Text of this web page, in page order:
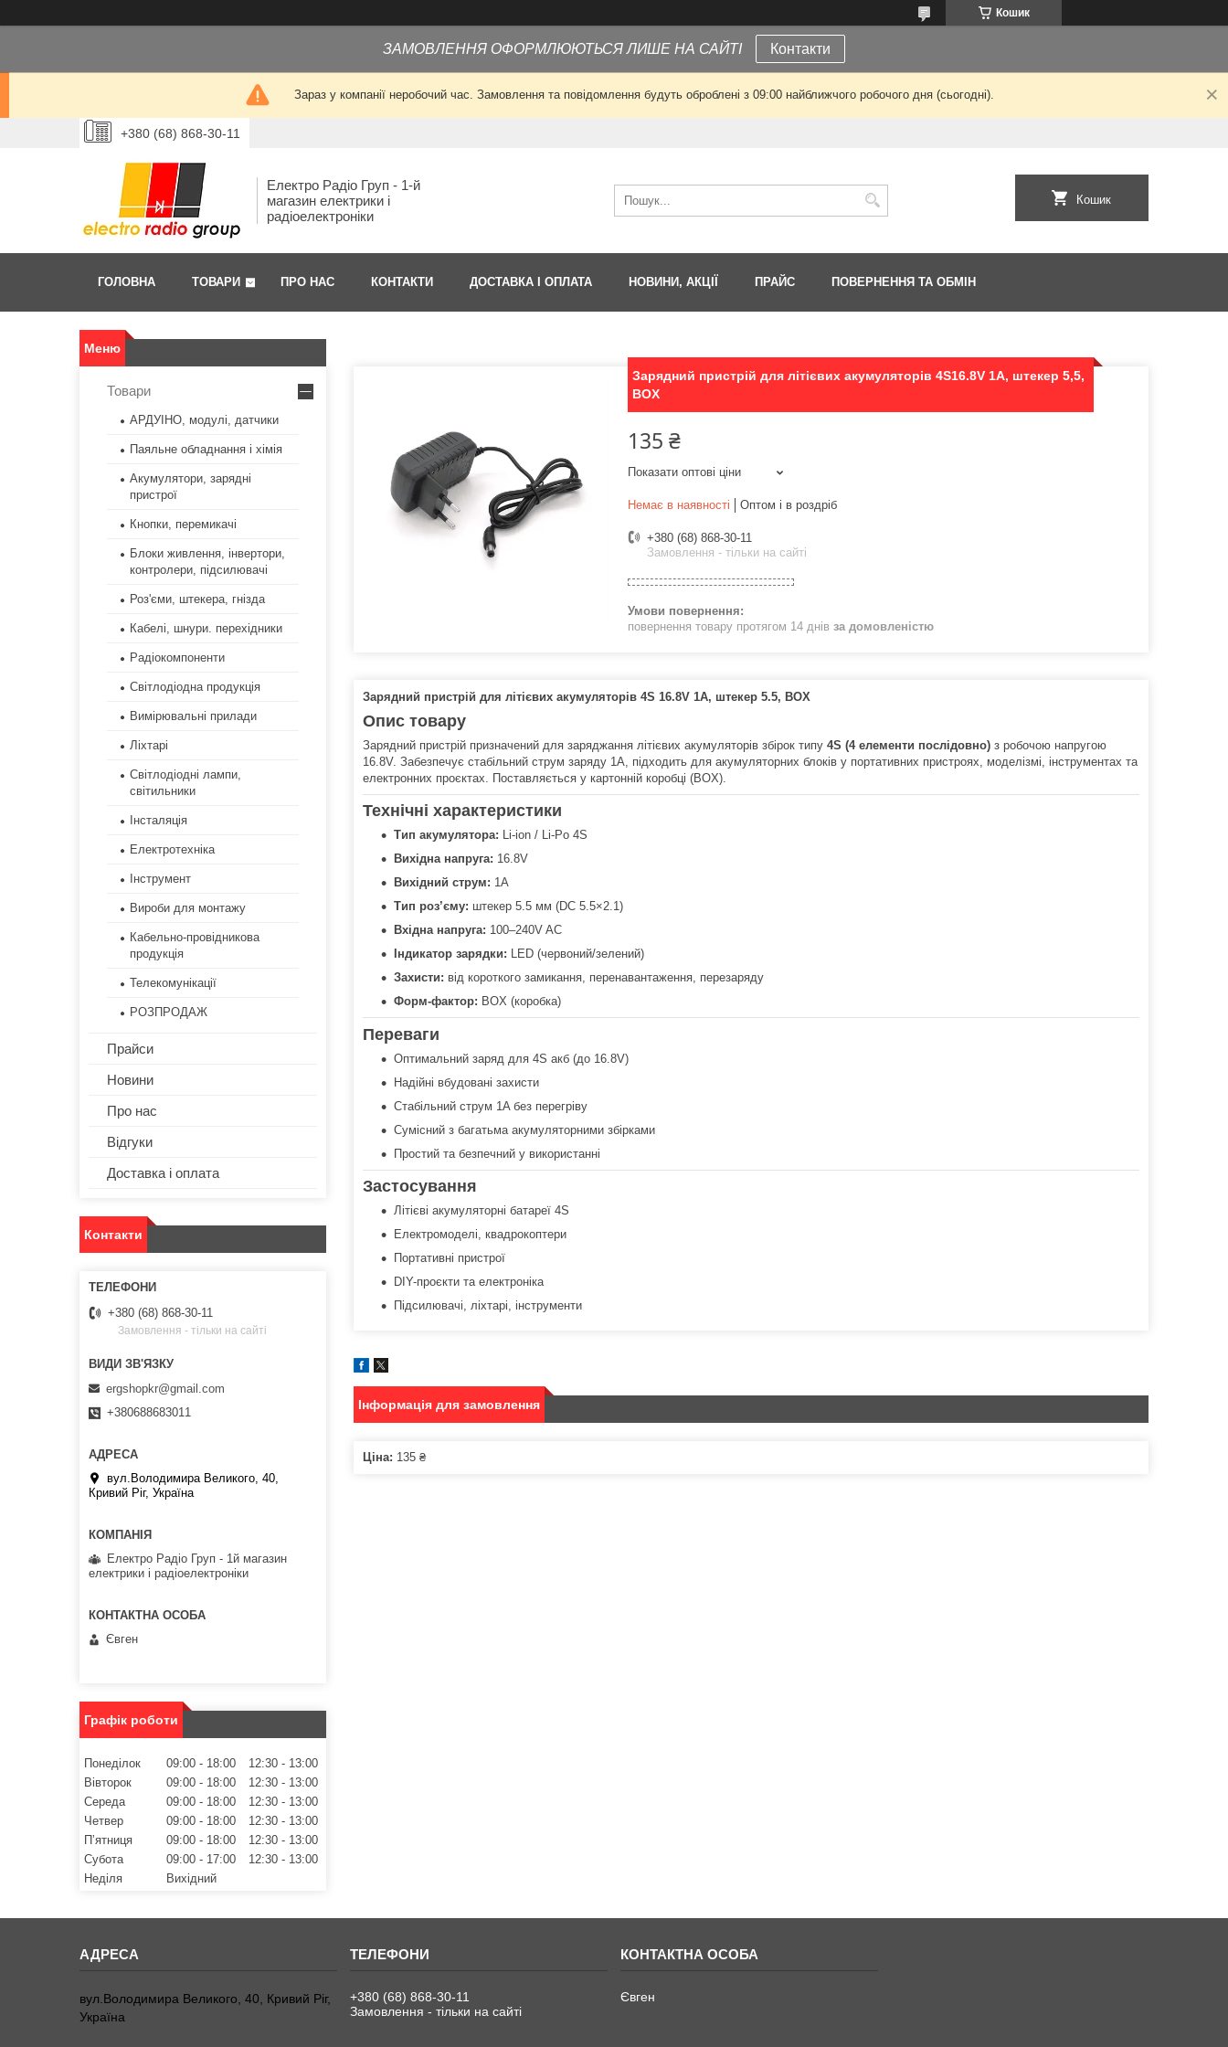
Кошик
ЗАМОВЛЕННЯ ОФОРМЛЮЮТЬСЯ ЛИШЕ НА САЙТІ Контакти
Зараз у компанії неробочий час. Замовлення та повідомлення будуть оброблені з 09:00 найближчого робочого дня (сьогодні).
+380 (68) 868-30-11
Електро Радіо Груп - 1-й
магазин електрики і
радіоелектроніки
Кошик
ГОЛОВНА ТОВАРИ ПРО НАС КОНТАКТИ ДОСТАВКА І ОПЛАТА НОВИНИ, АКЦІЇ ПРАЙС ПОВЕРНЕННЯ ТА ОБМІН
Зарядний пристрій для літієвих акумуляторів 4S16.8V 1A, штекер 5,5,
BOX
135 ₴
Показати оптові ціни
Немає в наявності Оптом і в роздріб
+380 (68) 868-30-11
Замовлення - тільки на сайті
повернення товару протягом 14 днів за домовленістю
Зарядний пристрій для літієвих акумуляторів 4S 16.8V 1A, штекер 5.5, BOX
Опис товару
Зарядний пристрій призначений для заряджання літієвих акумуляторів збірок типу 4S (4 елементи послідовно) з робочою напругою
16.8V. Забезпечує стабільний струм заряду 1A, підходить для акумуляторних блоків у портативних пристроях, моделізмі, інструментах та
електронних проєктах. Поставляється у картонній коробці (BOX).
Технічні характеристики
Тип акумулятора: Li-ion / Li-Po 4S
Вихідна напруга: 16.8V
Вихідний струм: 1A
Тип роз’єму: штекер 5.5 мм (DC 5.5×2.1)
Вхідна напруга: 100–240V AC
Індикатор зарядки: LED (червоний/зелений)
Захисти: від короткого замикання, перенавантаження, перезаряду
Форм-фактор: BOX (коробка)
Переваги
Оптимальний заряд для 4S акб (до 16.8V)
Надійні вбудовані захисти
Стабільний струм 1A без перегріву
Сумісний з багатьма акумуляторними збірками
Простий та безпечний у використанні
Застосування
Літієві акумуляторні батареї 4S
Електромоделі, квадрокоптери
Портативні пристрої
DIY-проєкти та електроніка
Підсилювачі, ліхтарі, інструменти
Інформація для замовлення
Ціна: 135 ₴
Товари
АРДУІНО, модулі, датчики
Паяльне обладнання і хімія
Акумулятори, зарядні
пристрої
Кнопки, перемикачі
Блоки живлення, інвертори,
контролери, підсилювачі
Роз'єми, штекера, гнізда
Кабелі, шнури. перехідники
Радіокомпоненти
Світлодіодна продукція
Вимірювальні прилади
Ліхтарі
Світлодіодні лампи,
світильники
Інсталяція
Електротехніка
Інструмент
Вироби для монтажу
Кабельно-провідникова
продукція
Телекомунікації
РОЗПРОДАЖ
Прайси
Новини
Про нас
Відгуки
Доставка і оплата
Контакти
+380 (68) 868-30-11
Замовлення - тільки на сайті
ergshopkr@gmail.com
+380688683011
вул.Володимира Великого, 40,
Кривий Ріг, Україна
Електро Радіо Груп - 1й магазин
електрики і радіоелектроніки
Євген
Графік роботи
Понеділок 09:00 18:00 12:30
13:00
Вівторок
09:00 18:00 12:30
13:00
Середа
09:00 18:00 12:30
13:00
Четвер
09:00 18:00 12:30
13:00
Пʼятниця
09:00 18:00 12:30
13:00
Субота
09:00 17:00 12:30
13:00
Неділя
Вихідний
вул.Володимира Великого, 40, Кривий Ріг,
Україна
+380 (68) 868-30-11
Замовлення - тільки на сайті
Євген